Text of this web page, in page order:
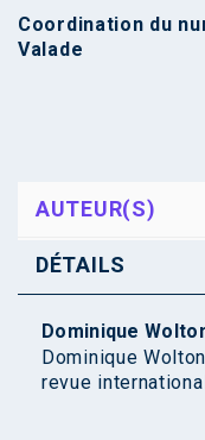
Coordination du
Valade
AUTEUR(S)
DÉTAILS
Dominique
Dominique
revue